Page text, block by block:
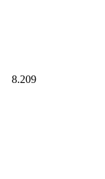
8.209